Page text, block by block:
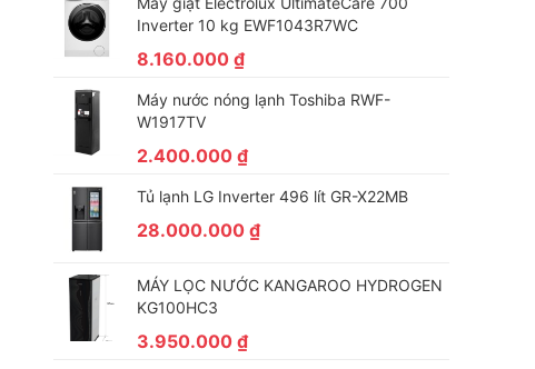
Inverter 10 kg EWF1043R7WC
8.160.000₫
Máy nước nóng lạnh Toshiba RWF-
W1917TV
2.400.000₫
Tủ lạnh LG Inverter 496 lít GR-X22MB
28.000.000₫
MÁY LỌC NƯỚC KANGAROO HYDROGEN
KG100HC3
3.950.000₫